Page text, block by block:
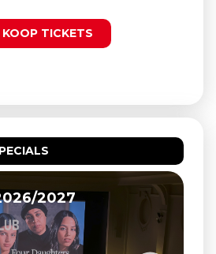
KOOP TICKETS
2027